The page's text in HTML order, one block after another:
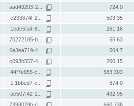
aad49293-2... 724.0
c233674f-2... 509.35
1edc5fa4-8... 261.16
70272185-b... 55.63
6e3ea719-4... 504.7
c093b557-4... 200.15
44f7e955-c... 583.393
1f1bbed7-c... 674.0
ac507f42-1... 492.95
7398029b-c... 660.738